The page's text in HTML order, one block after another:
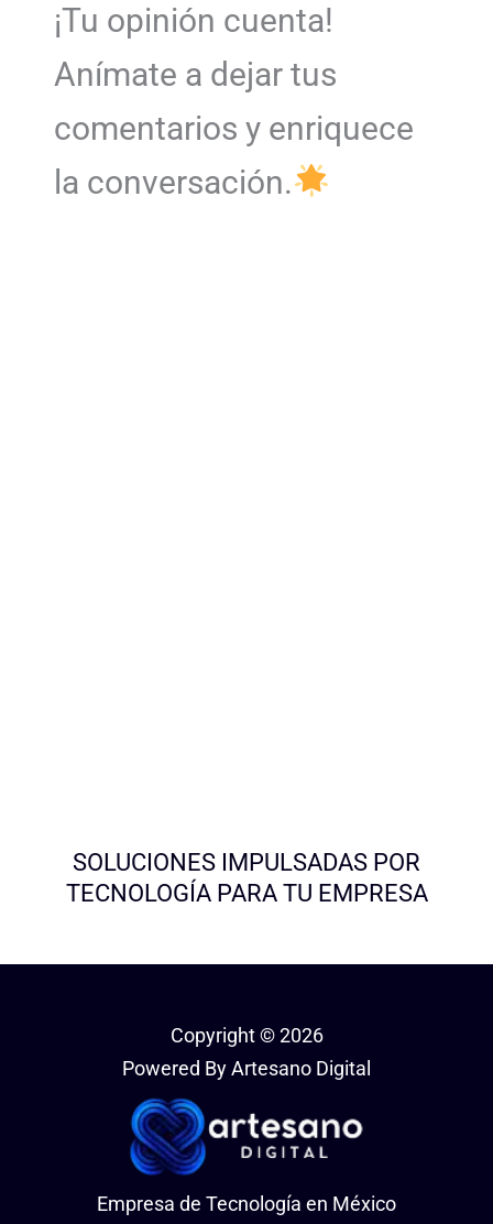
¡Tu opinión cuenta!
Anímate a dejar tus
comentarios y enriquece
la conversación.
SOLUCIONES IMPULSADAS POR
TECNOLOGÍA PARA TU EMPRESA
Copyright © 2026
Powered By Artesano Digital
Empresa de Tecnología en México